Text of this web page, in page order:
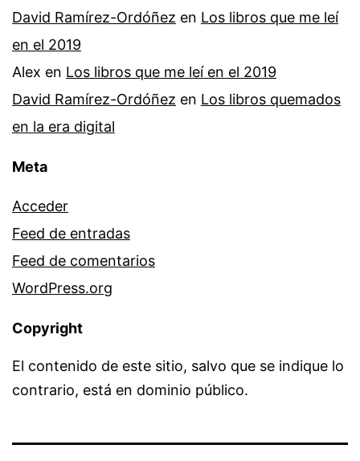
David Ramírez-Ordóñez en Los libros que me leí
en el 2019
Alex en Los libros que me leí en el 2019
David Ramírez-Ordóñez en Los libros quemados
en la era digital
Meta
Acceder
Feed de entradas
Feed de comentarios
WordPress.org
Copyright
El contenido de este sitio, salvo que se indique lo
contrario, está en dominio público.